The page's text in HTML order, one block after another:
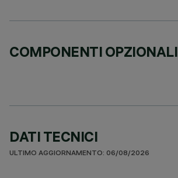
COMPONENTI OPZIONALI
DATI TECNICI
ULTIMO AGGIORNAMENTO: 06/08/2026